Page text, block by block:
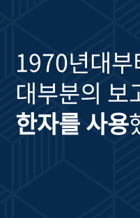
1970년대
대부분의 보
한자를 사용